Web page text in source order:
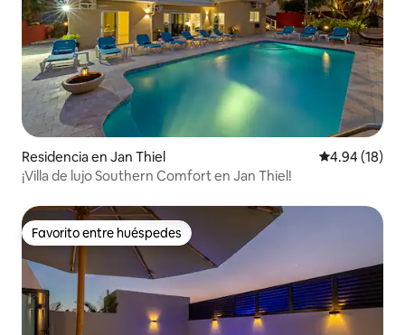
Residencia en Jan Thiel Calificación
4.94 (18)
¡Villa de lujo Southern Comfort en Jan Thiel!
Favorito entre huéspedes
Favorito entre huéspedes